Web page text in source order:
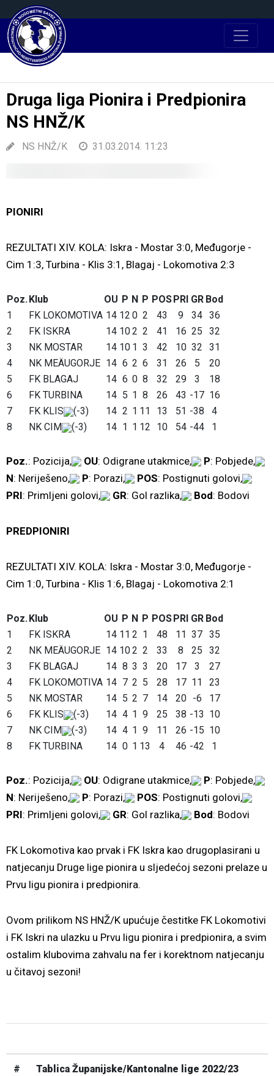
Druga liga Pionira i Predpionira
NS HNŽ/K
NS HNŽ/K 31.03.2014. 11:23
PIONIRI
REZULTATI XIV. KOLA: Iskra - Mostar 3:0, Međugorje -
Cim 1:3, Turbina - Klis 3:1, Blagaj - Lokomotiva 2:3
Poz. Klub OU P N P POSPRI GR Bod
1
FK LOKOMOTIVA 14 12 0 2 43 9 34 36
2
FK ISKRA 14 102 2 41 16 25
32
3
NK MOSTAR 14 10 1 3 42 10 32
31
4
NK MEÄUGORJE 14 6 2 6 31 26 5
20
5
FK BLAGAJ 14 6 0 8 32 29 3
18
6
FK TURBINA 14 5 1 8 26 43 -17 16
7
FK KLIS (-3) 14 2 1 11 13 51 -38
4
8
NK CIM (-3) 14 1 1 12 10 54 -44 1
Poz.: Pozicija, OU: Odigrane utakmice, P: Pobjede,
N: Neriješeno, P: Porazi, POS: Postignuti golovi,
PRI: Primljeni golovi, GR: Gol razlika, Bod: Bodovi
PREDPIONIRI
REZULTATI XIV. KOLA: Iskra - Mostar 3:0, Međugorje -
Cim 1:0, Turbina - Klis 1:6, Blagaj - Lokomotiva 2:1
Poz. Klub OU P N P POSPRI GR Bod
1
FK ISKRA 14 11 2 1 48 11 37 35
2
NK MEÄUGORJE 14 102 2 33 8 25
32
3
FK BLAGAJ 14 8 3 3 20 17 3
27
4
FK LOKOMOTIVA 14 7 2 5 28 17 11
23
5
NK MOSTAR 14 5 2 7 14 20 -6
17
6
FK KLIS (-3) 14 4 1 9 25 38 -13 10
7
NK CIM (-3) 14 4 1 9 11 26 -15 10
8
FK TURBINA 14 0 1 13 4 46 -42 1
Poz.: Pozicija, OU: Odigrane utakmice, P: Pobjede,
N: Neriješeno, P: Porazi, POS: Postignuti golovi,
PRI: Primljeni golovi, GR: Gol razlika, Bod: Bodovi
FK Lokomotiva kao prvak i FK Iskra kao drugoplasirani u
natjecanju Druge lige pionira u sljedećoj sezoni prelaze u
Prvu ligu pionira i predpionira.
Ovom prilikom NS HNŽ/K upućuje čestitke FK Lokomotivi
i FK Iskri na ulazku u Prvu ligu pionira i predpionira, a svim
ostalim klubovima zahvalu na fer i korektnom natjecanju
u čitavoj sezoni!
# Tablica Županijske/Kantonalne lige 2022/23